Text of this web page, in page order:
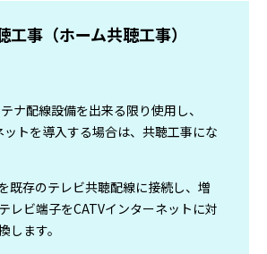
工事（ホーム共聴工事）
ナ配線設備を出来る限り使用し、
ットを導入する場合は、共聴工事にな
既存のテレビ共聴配線に接続し、増
レビ端子をCATVインターネットに対
します。